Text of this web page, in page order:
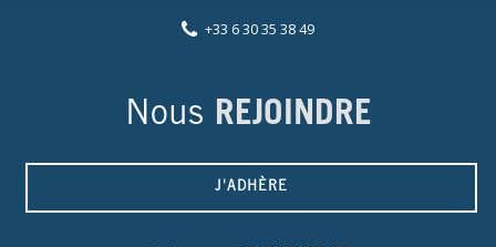
+33 6 30 35 38 49
Nous REJOINDRE
J'ADHÈRE